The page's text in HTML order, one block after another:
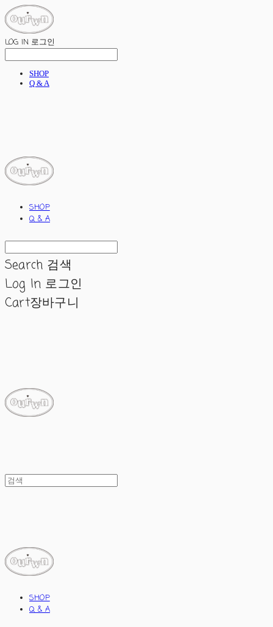
LOG IN 로그인
SHOP
Q & A
SHOP
Q & A
Search 검색
Log In 로그인
Cart장바구니
SHOP
Q & A